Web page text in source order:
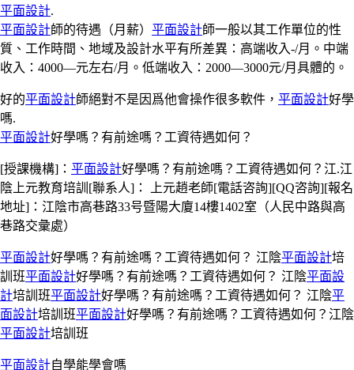
平面設計.
平面設計師的待遇（月薪） 平面設計師一般以其工作單位的性
質、工作時間、地域及設計水平有所差異：高端收入-/月。中端
收入：4000—元左右/月。低端收入：2000—3000元/月具體的。
好的平面設計師絕對不是因爲他會操作很多軟件， 平面設計好學
嗎.
平面設計好學嗎？有前途嗎？工資待遇如何？
[授課機構]： 平面設計好學嗎？有前途嗎？工資待遇如何？江.江
陰上元教育培訓[聯系人]： 上元趙老師[電話咨詢][QQ咨詢][報名
地址]：江陰市高巷路33号暨陽大廈14樓1402室（人民中路與高
巷路交彙處）
平面設計好學嗎？有前途嗎？工資待遇如何？ 江陰平面設計培
訓班平面設計好學嗎？有前途嗎？工資待遇如何？ 江陰平面設
計培訓班平面設計好學嗎？有前途嗎？工資待遇如何？ 江陰平
面設計培訓班平面設計好學嗎？有前途嗎？工資待遇如何？江陰
平面設計培訓班
平面設計自學能學會嗎